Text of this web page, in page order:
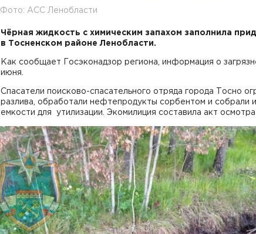
Фото: АСС Ленобласти
Чёрная жидкость с химическим запахом заполнила
в Тосненском районе Ленобласти.
Как сообщает Госэконадзор региона, информация о
июня.
Спасатели поисково-спасательного отряда города Тосно
разлива, обработали нефтепродукты сорбентом и собрали
емкости для утилизации. Экомилиция составила акт